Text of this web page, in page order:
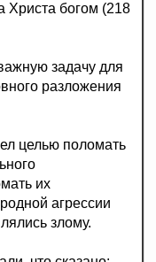
Христа богом (218
задачу для
разложения
целью поломать
их
агрессии
злому.